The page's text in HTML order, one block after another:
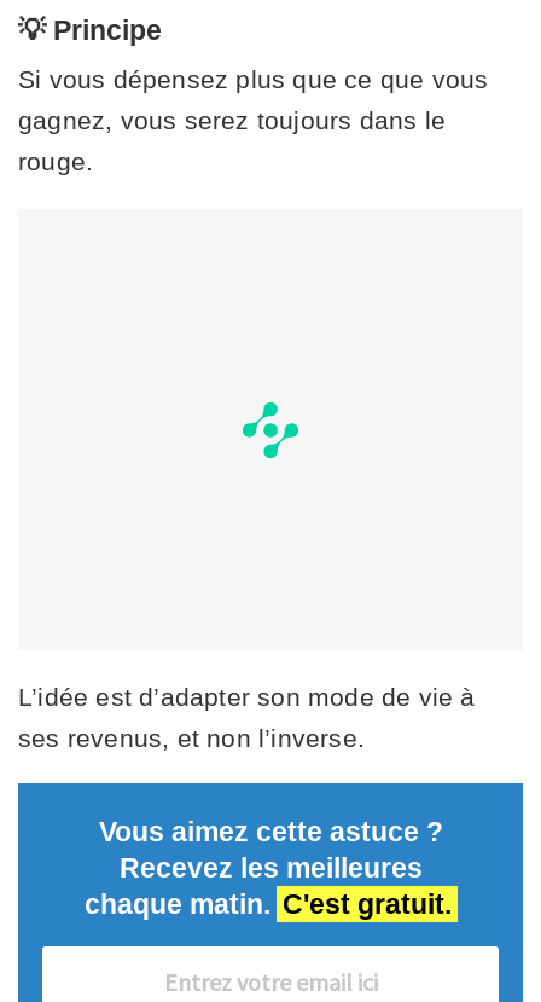
💡 Principe
Si vous dépensez plus que ce que vous
gagnez, vous serez toujours dans le
rouge.
L’idée est d’adapter son mode de vie à
ses revenus, et non l’inverse.
Vous aimez cette astuce ?
Recevez les meilleures
chaque matin. C'est gratuit.